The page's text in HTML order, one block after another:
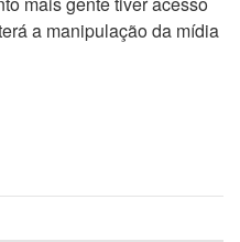
a manipulação da mídia